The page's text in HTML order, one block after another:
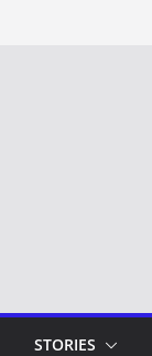
STORIES